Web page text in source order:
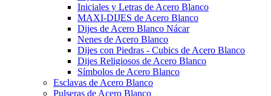
Iniciales y Letras de Acero Blanco
MAXI-DIJES de Acero Blanco
Dijes de Acero Blanco Nácar
Nenes de Acero Blanco
Dijes con Piedras - Cubics de Acero Blanco
Dijes Religiosos de Acero Blanco
Símbolos de Acero Blanco
Esclavas de Acero Blanco
Pulseras de Acero Blanco